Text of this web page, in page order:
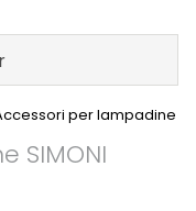
per lampadine
SIMONI